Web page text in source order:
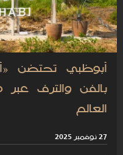
أبوظبي تحتضن
بالفن والترف
العالم
27 نوفمبر 2025